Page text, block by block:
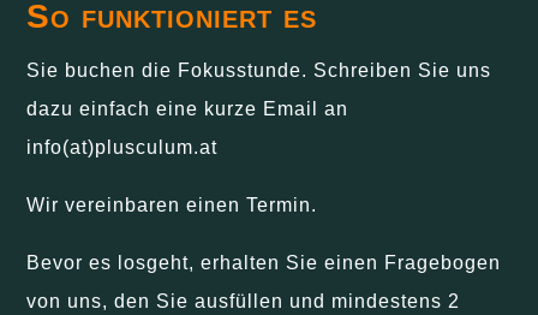
So funktioniert es
Sie buchen die Fokusstunde. Schreiben Sie uns
dazu einfach eine kurze Email an
info(at)plusculum.at
Wir vereinbaren einen Termin.
Bevor es losgeht, erhalten Sie einen Fragebogen
von uns, den Sie ausfüllen und mindestens 2